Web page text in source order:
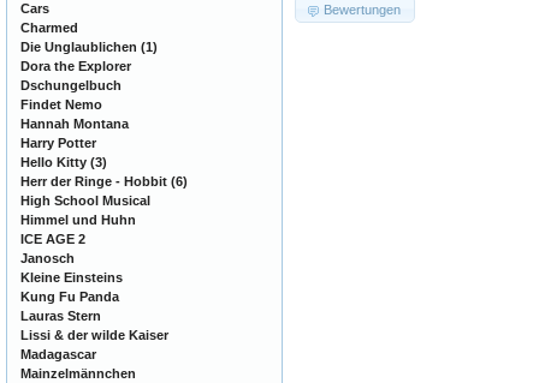
Bewertungen
Cars
Charmed
Die Unglaublichen (1)
Dora the Explorer
Dschungelbuch
Findet Nemo
Hannah Montana
Harry Potter
Hello Kitty (3)
Herr der Ringe - Hobbit (6)
High School Musical
Himmel und Huhn
ICE AGE 2
Janosch
Kleine Einsteins
Kung Fu Panda
Lauras Stern
Lissi & der wilde Kaiser
Madagascar
Mainzelmännchen